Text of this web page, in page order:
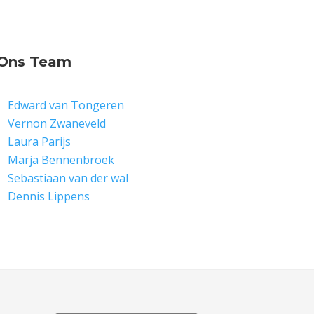
Team
Edward van Tongeren
Vernon Zwaneveld
Laura Parijs
Marja Bennenbroek
Sebastiaan van der wal
Dennis Lippens